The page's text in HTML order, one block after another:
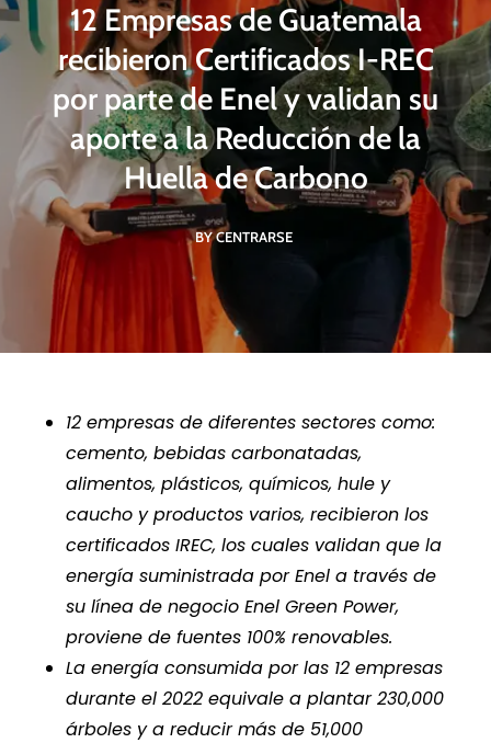
12 Empresas de Guatemala
recibieron Certificados I-REC
por parte de Enel y validan su
aporte a la Reducción de la
Huella de Carbono
BY CENTRARSE
12 empresas de diferentes sectores como:
cemento, bebidas carbonatadas,
alimentos, plásticos, químicos, hule y
caucho y productos varios, recibieron los
certificados IREC, los cuales validan que la
energía suministrada por Enel a través de
su línea de negocio Enel Green Power,
proviene de fuentes 100% renovables.
La energía consumida por las 12 empresas
durante el 2022 equivale a plantar 230,000
árboles y a reducir más de 51,000